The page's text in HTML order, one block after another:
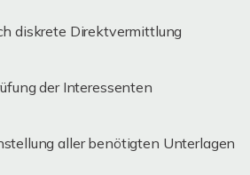
diskrete Direktvermittlung
der Interessenten
aller benötigten Unterlagen